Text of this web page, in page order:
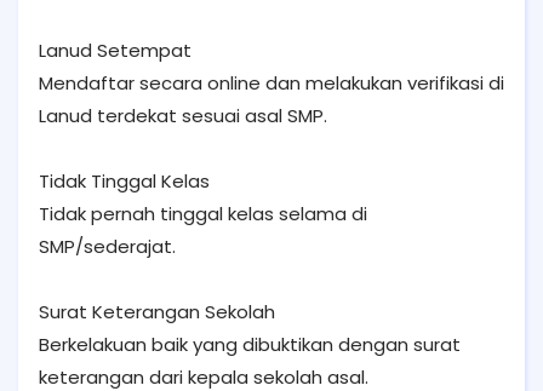
Lanud Setempat
Mendaftar secara online dan melakukan verifikasi di
Lanud terdekat sesuai asal SMP.
Tidak Tinggal Kelas
Tidak pernah tinggal kelas selama di
SMP/sederajat.
Surat Keterangan Sekolah
Berkelakuan baik yang dibuktikan dengan surat
keterangan dari kepala sekolah asal.